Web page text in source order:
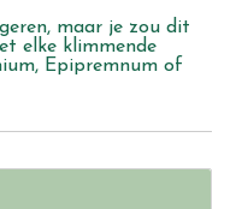
maar je zou dit
elke klimmende
Epipremnum of